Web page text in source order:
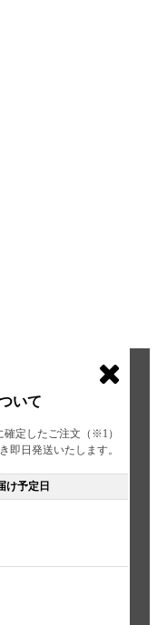
いて
定したご注文（※1）
即日発送いたします。
け予定日